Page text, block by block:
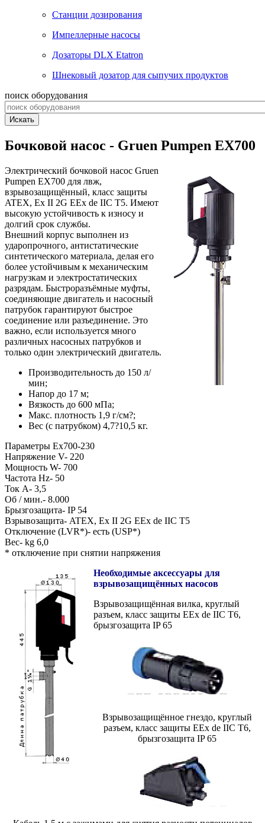
Станции дозирования
Импеллерные насосы
Дозаторы DLX Etatron
Шнековый дозатор для сыпучих продуктов
поиск оборудования
Искать
Бочковой насос - Gruen Pumpen EX700
Электрический бочковой насос Gruen
Pumpen EX700 для лвж,
взрывозащищённый, класс защиты
ATEX, Ex II 2G EEx de IIC T5. Имеют
высокую устойчивость к износу и
долгий срок службы.
Внешний корпус выполнен из
ударопрочного, антистатические
синтетического материала, делая его
более устойчивым к механическим
нагрузкам и электростатических
разрядам. Быстроразъёмные муфты,
соединяющие двигатель и насосный
патрубок гарантируют быстрое
соединение или разъединение. Это
важно, если используется много
различных насосных патрубков и
только один электрический двигатель.
Производительность до 150 л/
мин;
Напор до 17 м;
Вязкость до 600 мПа;
Макс. плотность 1,9 г/см?;
Вес (с патрубком) 4,7?10,5 кг.
Параметры Ex700-230
Напряжение V- 220
Мощность W- 700
Частота Hz- 50
Ток A- 3,5
Об / мин.- 8.000
Брызгозащита- IP 54
Взрывозащита- ATEX, Ex II 2G EEx de IIC T5
Отключение (LVR*)- есть (USP*)
Вес- kg 6,0
* отключение при снятии напряжения
Необходимые аксессуары для
взрывозащищённых насосов
Взрывозащищённая вилка, круглый
разъем, класс защиты EEx de IIC T6,
брызгозащита IP 65
Взрывозащищённое гнездо, круглый
разъем, класс защиты EEx de IIC T6,
брызгозащита IP 65